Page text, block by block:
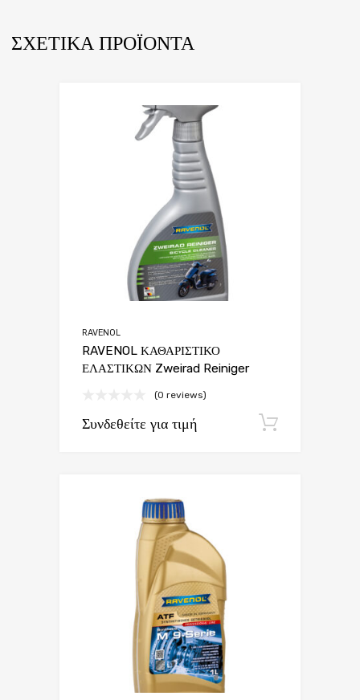
ΣΧΕΤΙΚΆ ΠΡΟΪΌΝΤΑ
RAVENOL
RAVENOL ΚΑΘΑΡΙΣΤΙΚΟ
ΕΛΑΣΤΙΚΩΝ Zweirad Reiniger
(0 reviews)
Συνδεθείτε για τιμή